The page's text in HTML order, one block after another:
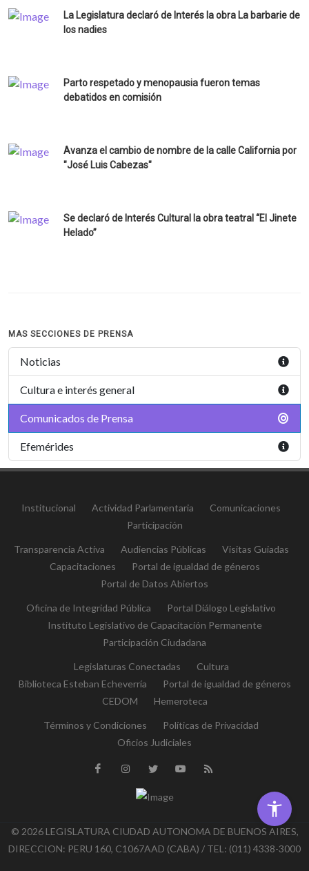
La Legislatura declaró de Interés la obra La barbarie de
los nadies
Parto respetado y menopausia fueron temas
debatidos en comisión
Avanza el cambio de nombre de la calle California por
"José Luis Cabezas"
Se declaró de Interés Cultural la obra teatral “El Jinete
Helado”
MAS SECCIONES DE PRENSA
Noticias
Cultura e interés general
Comunicados de Prensa
Efemérides
Institucional Actividad Parlamentaria
Comunicaciones
Participación
Transparencia Activa Audiencias Públicas
Visitas Guiadas
Capacitaciones
Portal de igualdad de géneros
Portal de Datos Abiertos
Oficina de Integridad Pública
Portal Diálogo Legislativo
Instituto Legislativo de Capacitación Permanente
Participación Ciudadana
Legislaturas Conectadas
Cultura
Biblioteca Esteban Echeverría
Portal de igualdad de géneros
CEDOM
Hemeroteca
Términos y Condiciones
Políticas de Privacidad
Oficios Judiciales
© 2026 LEGISLATURA CIUDAD AUTONOMA DE BUENOS AIRES,
DIRECCION: PERU 160, C1067AAD (CABA) / TEL: (011) 4338-3000